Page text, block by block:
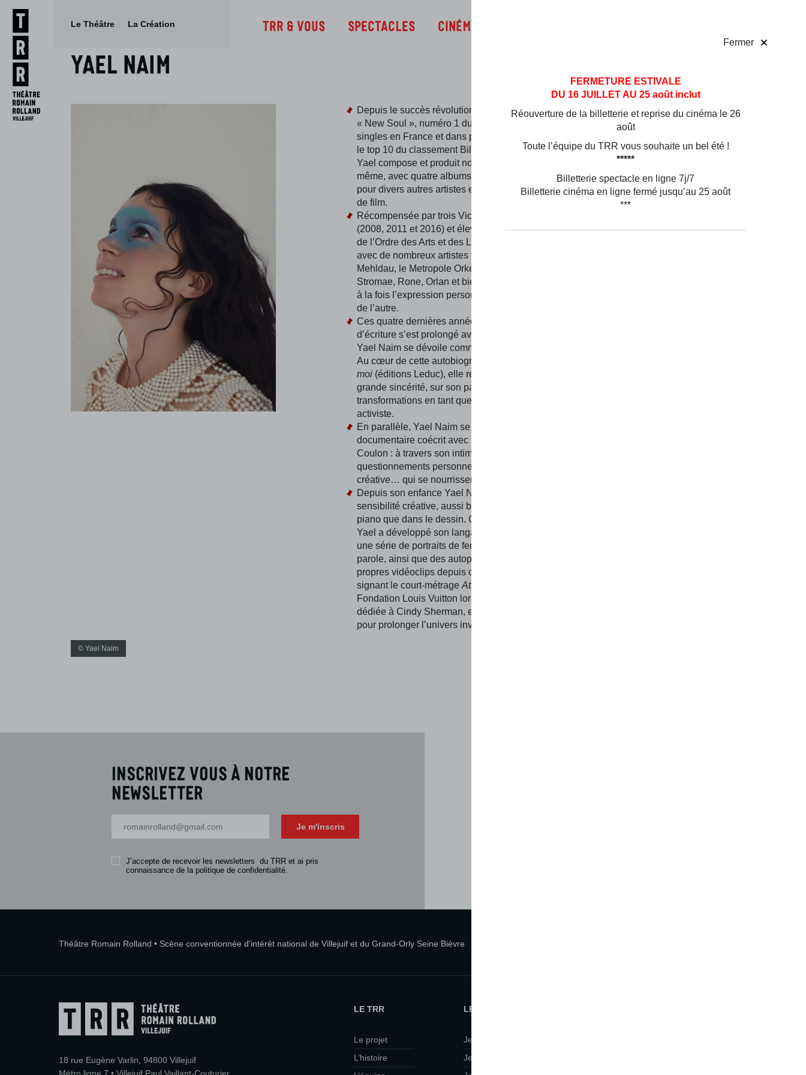
Aller
au
menu
Aller au
contenu
Fermer
FERMETURE ESTIVALE
DU 16 JUILLET AU 25 août inclut
Réouverture de la billetterie et reprise du cinéma le 26
août
Toute l’équipe du TRR vous souhaite un bel été !
*****
Billetterie spectacle en ligne 7j/7
Billetterie cinéma en ligne fermé jusqu’au 25 août
***
Le Théâtre La Création TRR & Vous Spectacles Cinéma
Yael Naim
Depuis le succès révolutionnaire de sa chanson
« New Soul », numéro 1 du classement des
singles en France et dans plusieurs pays et dans
le top 10 du classement Billboard aux États-Unis,
Yael compose et produit non seulement pour elle-
même, avec quatre albums à ce jour, mais aussi
pour divers autres artistes et pour des musiques
de film.
Récompensée par trois Victoires de la Musique
(2008, 2011 et 2016) et élevée au rang d’Officier
de l’Ordre des Arts et des Lettres, Yael collabore
avec de nombreux artistes tels que Brad
Mehldau, le Metropole Orkest, Jules Buckley,
Stromae, Rone, Orlan et bien d’autres, favorisant
à la fois l’expression personnelle et la rencontre
de l’autre.
Ces quatre dernières années, son travail
d’écriture s’est prolongé avec un livre dans lequel
Yael Naim se dévoile comme jamais auparavant.
Au cœur de cette autobiographie,
moi (éditions Leduc), elle revient, avec la plus
grande sincérité, sur son parcours et toutes ses
transformations en tant que femme, artiste et
activiste.
En parallèle, Yael Naim se révèle au cœur d’un
documentaire coécrit avec la réalisatrice Jill
Coulon : à travers son intimité, ses
questionnements personnels et sa quête
créative… qui se nourrissent mutuellement.
Depuis son enfance Yael Naim développe sa
sensibilité créative, aussi bien au chant et au
piano que dans le dessin. Ces dernières années,
Yael a développé son langage visuel en peignant
une série de portraits de femmes pour libérer leur
parole, ainsi que des autoportraits. Réalisant ses
propres vidéoclips depuis celui de “Shine” (2020),
signant le court-métrage Attendre
Fondation Louis Vuitton lors de l’exposition
dédiée à Cindy Sherman, elle utilise l’art visuel
pour prolonger l’univers invisible de la musique.
© Yael Naim
Inscrivez vous à notre
newsletter
Je m'inscris
J’accepte de recevoir les newsletters du TRR et ai pris
connaissance de la politique de confidentialité.
Théâtre Romain Rolland • Scène conventionnée d'intérêt national de Villejuif et du Grand-Orly Seine Bièvre
18 rue Eugène Varlin, 94800 Villejuif
LE TRR
Le projet
L’histoire
LE TRR ET VOUS
Je suis curieux·se
Je viens en famille